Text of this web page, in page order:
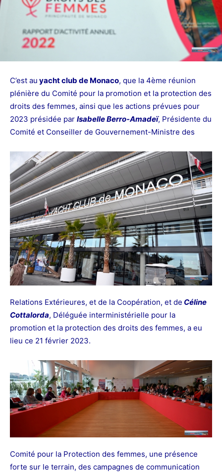
C’est au yacht club de Monaco, que la 4ème réunion
plénière du Comité pour la promotion et la protection des
droits des femmes, ainsi que les actions prévues pour
2023 présidée par Isabelle Berro-Amadeï, Présidente du
Comité et Conseiller de Gouvernement-Ministre des
Relations Extérieures, et de la Coopération, et de Céline
Cottalorda, Déléguée interministérielle pour la
promotion et la protection des droits des femmes, a eu
lieu ce 21 février 2023.
Comité pour la Protection des femmes, une présence
forte sur le terrain, des campagnes de communication